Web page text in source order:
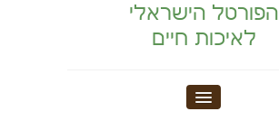
הפורטל הישראלי
לאיכות חיים